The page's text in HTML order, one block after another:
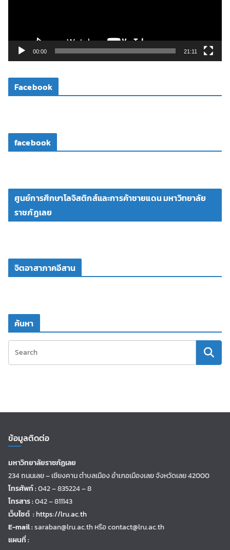
ดี
โ
00:00 21:11
Facebook
facebook
ศูนย์การศึกษาโลจิสติกส์และการค้าชายแดน มหาวิทยาลัย
ราชภัฏเลย
จิตอาสาภาคอีสาน
ค้นหา
ข้อมูลติดต่อ
มหาวิทยาลัยราชภัฏเลย
234 ถนนเลย – เชียงคาน ตำบลเมือง อำเภอเมืองเลย จังหวัดเลย 42000
โทรศัพท์ :042 – 835224 – 8
โทรสาร :042 – 811143
เว็บไซต์ :https://lru.ac.th
E-mail :saraban@lru.ac.thหรือ contact@lru.ac.th
แผนที่ :